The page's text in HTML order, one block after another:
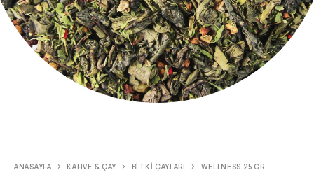
ANASAYFA KAHVE & ÇAY BITKI ÇAYLARI WELLNESS 25 GR